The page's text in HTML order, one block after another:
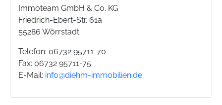
Immoteam GmbH & Co. KG
Friedrich-Ebert-Str. 61a
55286 Wörrstadt
Telefon: 06732 95711-70
Fax: 06732 95711-75
E-Mail: info@diehm-immobilien.de